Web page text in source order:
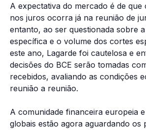
A expectativa do mercado é de
nos juros ocorra já na reunião de
entanto, ao ser questionada sobre
específica e o volume dos cortes
este ano, Lagarde foi cautelosa e
decisões do BCE serão tomadas
recebidos, avaliando as condições
reunião a reunião.
A comunidade financeira europeia
globais estão agora aguardando os